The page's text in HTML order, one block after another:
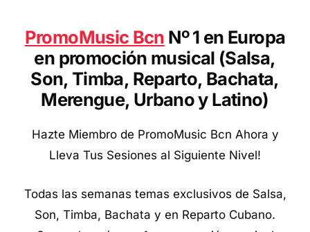
PromoMusic Bcn Nº 1 en Europa
en promoción musical (Salsa,
Son, Timba, Reparto, Bachata,
Merengue, Urbano y Latino)
Hazte Miembro de PromoMusic Bcn Ahora y
Lleva Tus Sesiones al Siguiente Nivel!
Todas las semanas temas exclusivos de Salsa,
Son, Timba, Bachata y en Reparto Cubano.